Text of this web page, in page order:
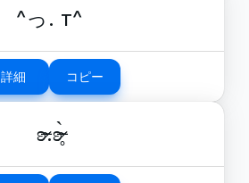
^っ. т^
詳細 コピー
ʚ̴̶̷.ʚ̴̶̷̥̀